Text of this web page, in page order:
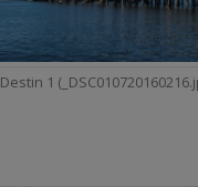
Destin 1